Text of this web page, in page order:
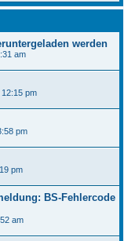
werden
am
12:15 pm
pm
pm
BS-Fehlercode
am